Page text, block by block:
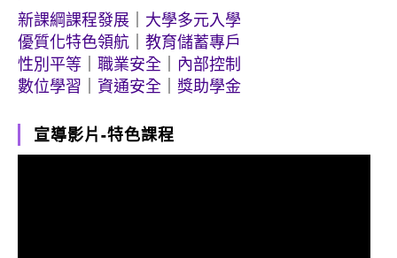
新課綱課程發展
大學多元入學
優質化特色領航
教育儲蓄專戶
性別平等
職業安全
內部控制
數位學習
資通安全 獎助學金
宣導影片-特色課程